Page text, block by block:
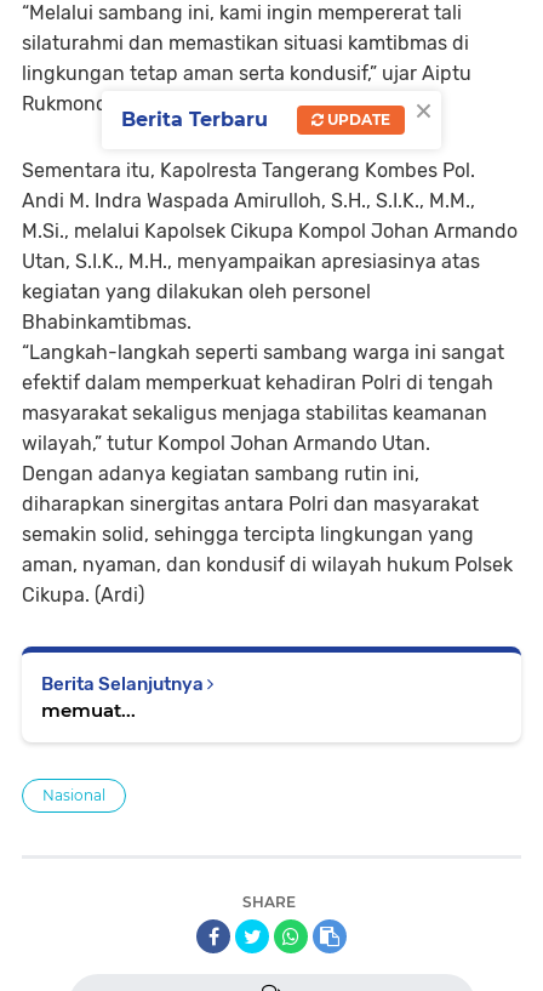
“Melalui sambang ini, kami ingin mempererat tali
silaturahmi dan memastikan situasi kamtibmas di
lingkungan tetap aman serta kondusif,” ujar Aiptu
Rukmono.
Sementara itu, Kapolresta Tangerang Kombes Pol.
Andi M. Indra Waspada Amirulloh, S.H., S.I.K., M.M.,
M.Si., melalui Kapolsek Cikupa Kompol Johan Armando
Utan, S.I.K., M.H., menyampaikan apresiasinya atas
kegiatan yang dilakukan oleh personel
Bhabinkamtibmas.
“Langkah-langkah seperti sambang warga ini sangat
efektif dalam memperkuat kehadiran Polri di tengah
masyarakat sekaligus menjaga stabilitas keamanan
wilayah,” tutur Kompol Johan Armando Utan.
Dengan adanya kegiatan sambang rutin ini,
diharapkan sinergitas antara Polri dan masyarakat
semakin solid, sehingga tercipta lingkungan yang
aman, nyaman, dan kondusif di wilayah hukum Polsek
Cikupa. (Ardi)
Berita Selanjutnya
memuat...
Nasional
SHARE
×
Berita Terbaru UPDATE